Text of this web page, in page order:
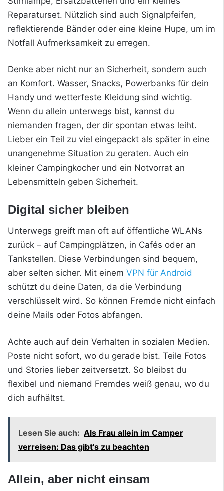
Reparaturset. Nützlich sind auch Signalpfeifen,
reflektierende Bänder oder eine kleine Hupe, um im
Notfall Aufmerksamkeit zu erregen.
Denke aber nicht nur an Sicherheit, sondern auch
an Komfort. Wasser, Snacks, Powerbanks für dein
Handy und wetterfeste Kleidung sind wichtig.
Wenn du allein unterwegs bist, kannst du
niemanden fragen, der dir spontan etwas leiht.
Lieber ein Teil zu viel eingepackt als später in eine
unangenehme Situation zu geraten. Auch ein
kleiner Campingkocher und ein Notvorrat an
Lebensmitteln geben Sicherheit.
Digital sicher bleiben
Unterwegs greift man oft auf öffentliche WLANs
zurück – auf Campingplätzen, in Cafés oder an
Tankstellen. Diese Verbindungen sind bequem,
aber selten sicher. Mit einem VPN für Android
schützt du deine Daten, da die Verbindung
verschlüsselt wird. So können Fremde nicht einfach
deine Mails oder Fotos abfangen.
Achte auch auf dein Verhalten in sozialen Medien.
Poste nicht sofort, wo du gerade bist. Teile Fotos
und Stories lieber zeitversetzt. So bleibst du
flexibel und niemand Fremdes weiß genau, wo du
dich aufhältst.
Lesen Sie auch: Als Frau allein im Camper
verreisen: Das gibt's zu beachten
Allein, aber nicht einsam